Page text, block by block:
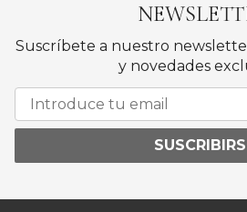
Suscríbete a nuestro
y novedades